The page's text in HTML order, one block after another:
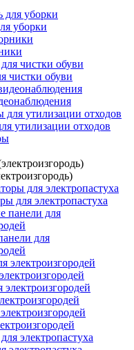
уборки
чистки обуви
утилизации отходов
для электропастуха
для